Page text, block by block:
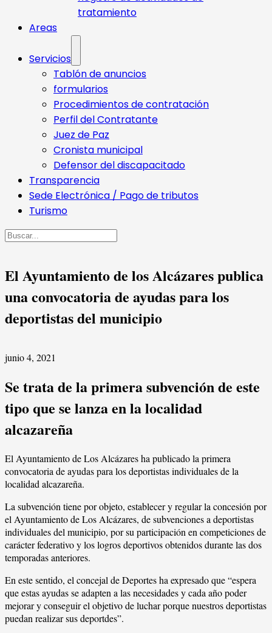
tratamiento
Areas
Servicios
Tablón de anuncios
formularios
Procedimientos de contratación
Perfil del Contratante
Juez de Paz
Cronista municipal
Defensor del discapacitado
Transparencia
Sede Electrónica / Pago de tributos
Turismo
Buscar
El Ayuntamiento de los Alcázares publica
una convocatoria de ayudas para los
deportistas del municipio
junio 4, 2021
Se trata de la primera subvención de este
tipo que se lanza en la localidad
alcazareña
El Ayuntamiento de Los Alcázares ha publicado la primera
convocatoria de ayudas para los deportistas individuales de la
localidad alcazareña.
La subvención tiene por objeto, establecer y regular la concesión por
el Ayuntamiento de Los Alcázares, de subvenciones a deportistas
individuales del municipio, por su participación en competiciones de
carácter federativo y los logros deportivos obtenidos durante las dos
temporadas anteriores.
En este sentido, el concejal de Deportes ha expresado que “espera
que estas ayudas se adapten a las necesidades y cada año poder
mejorar y conseguir el objetivo de luchar porque nuestros deportistas
puedan realizar sus deportdes”.